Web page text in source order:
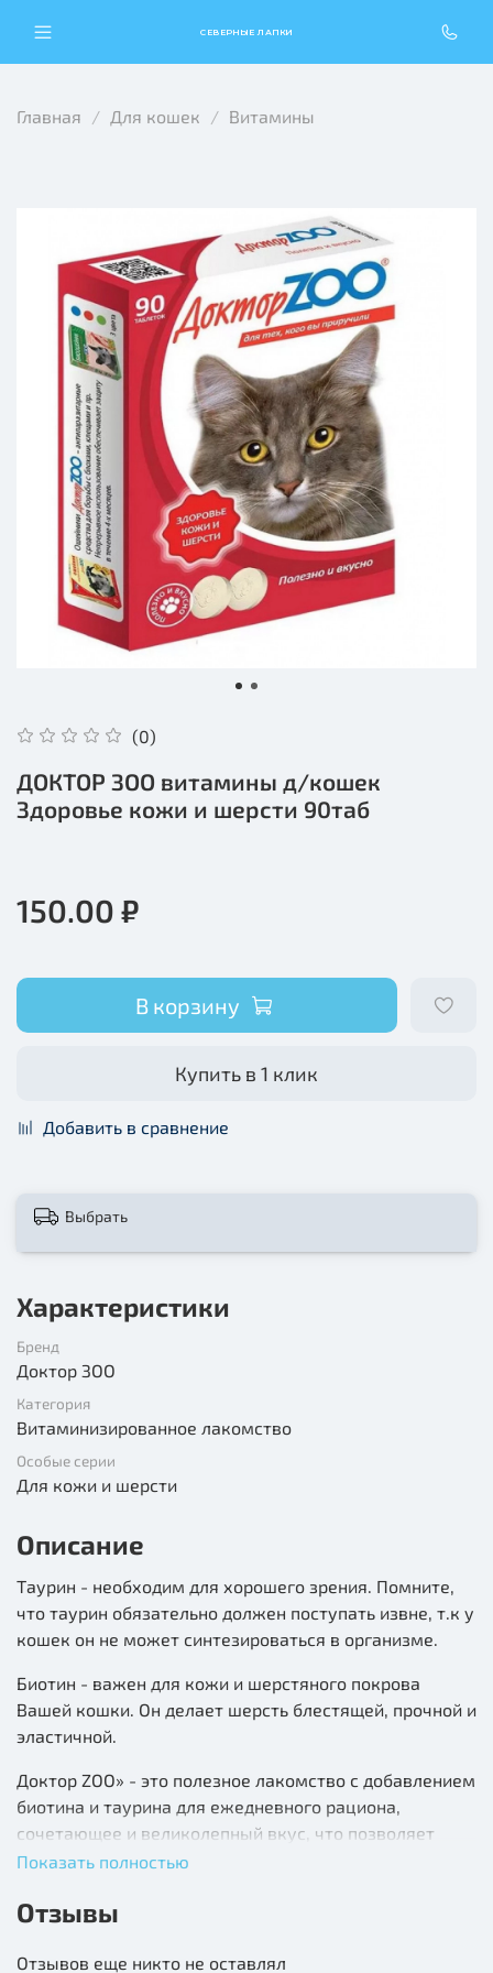
СЕВЕРНЫЕ ЛАПКИ
Главная Для кошек Витамины
(0)
ДОКТОР ЗОО витамины д/кошек
Здоровье кожи и шерсти 90таб
150.00 ₽
В корзину
Купить в 1 клик
Добавить в сравнение
Выбрать
Характеристики
Бренд
Доктор ЗОО
Категория
Витаминизированное лакомство
Особые серии
Для кожи и шерсти
Описание
Таурин - необходим для хорошего зрения. Помните,
что таурин обязательно должен поступать извне, т.к у
кошек он не может синтезироваться в организме.
Биотин - важен для кожи и шерстяного покрова
Вашей кошки. Он делает шерсть блестящей, прочной и
эластичной.
Доктор ZOO» - это полезное лакомство с добавлением
биотина и таурина для ежедневного рациона,
сочетающее и великолепный вкус, что позволяет
использовать его для поощрения, и необходимый
ФОРМУЛА лакомства включает полезные вещества,
которые стимулируют работу всех систем организма.
Показать полностью
Отзывы
Отзывов еще никто не оставлял